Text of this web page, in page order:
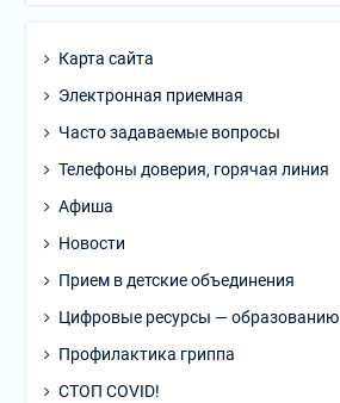
Карта сайта
Электронная приемная
Часто задаваемые вопросы
Телефоны доверия, горячая линия
Афиша
Новости
Прием в детские объединения
Цифровые ресурсы — образованию
Профилактика гриппа
СТОП COVID!